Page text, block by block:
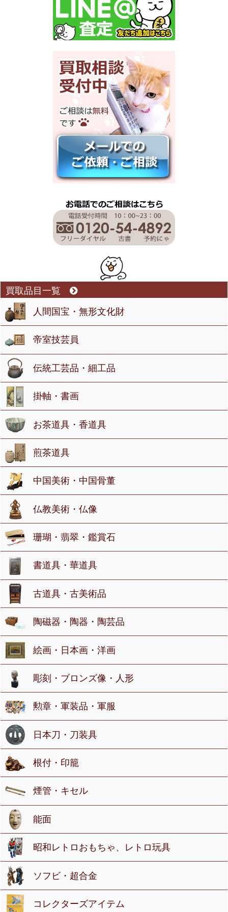
買取品目一覧
人間国宝・無形文化財
帝室技芸員
伝統工芸品・細工品
掛軸・書画
お茶道具・香道具
煎茶道具
中国美術・中国骨董
仏教美術・仏像
珊瑚・翡翠・鑑賞石
書道具・華道具
古道具・古美術品
陶磁器・陶器・陶芸品
絵画・日本画・洋画
彫刻・ブロンズ像・人形
勲章・軍装品・軍服
日本刀・刀装具
根付・印籠
煙管・キセル
能面
昭和レトロおもちゃ、レトロ玩具
ソフビ・超合金
コレクターズアイテム